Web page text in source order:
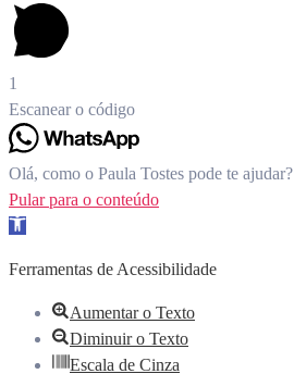
1
Escanear o código
Olá, como o Paula Tostes pode te ajudar?
Pular para o conteúdo
Barra de Ferramentas Aberta
Ferramentas de Acessibilidade
Aumentar o Texto
Diminuir o Texto
Escala de Cinza